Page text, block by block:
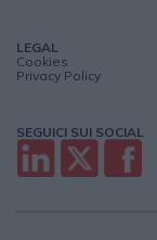
LEGAL
Cookies
Privacy Policy
SEGUICI SUI SOCIAL